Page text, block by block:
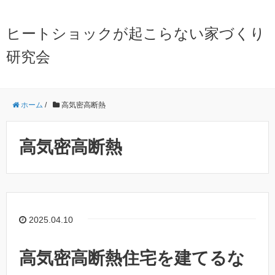
ヒートショックが起こらない家づくり
研究会
ホーム / 高気密高断熱
高気密高断熱
2025.04.10
高気密高断熱住宅を建てるな